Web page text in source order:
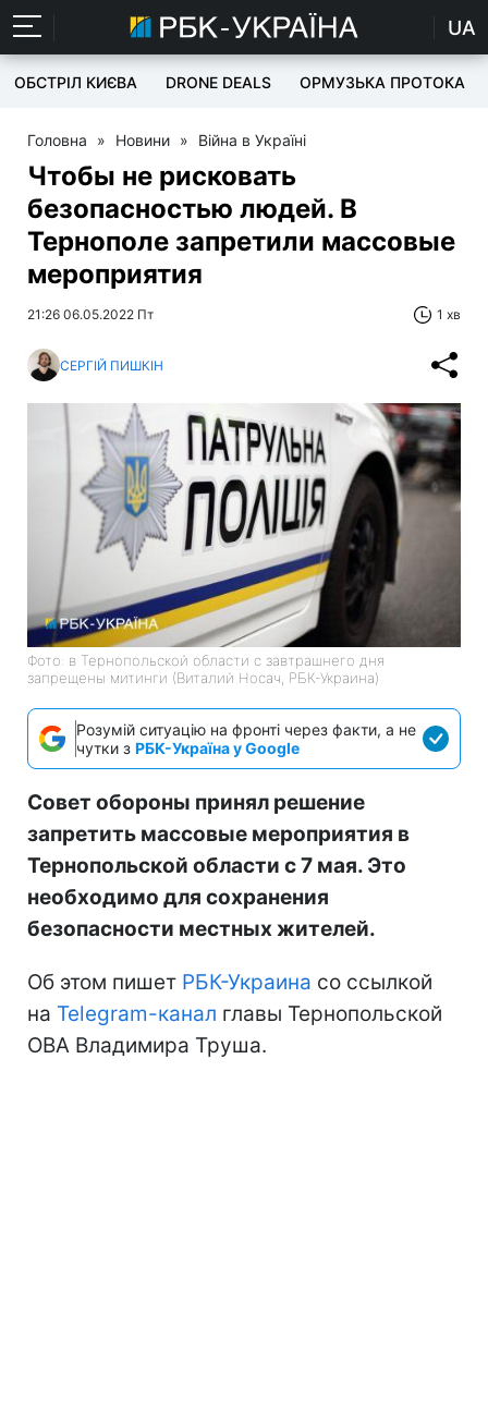
UA
ОБСТРІЛ КИЄВА DRONE DEALS ОРМУЗЬКА ПРОТОКА
Головна » Новини » Війна в Україні
Чтобы не рисковать
безопасностью людей. В
Тернополе запретили массовые
мероприятия
21:26 06.05.2022 Пт 1 хв
СЕРГІЙ ПИШКІН
Фото: в Тернопольской области с завтрашнего дня
запрещены митинги (Виталий Носач, РБК-Украина)
Розумій ситуацію на фронті через факти, а не
чутки з РБК-Україна у Google
Совет обороны принял решение
запретить массовые мероприятия в
Тернопольской области с 7 мая. Это
необходимо для сохранения
безопасности местных жителей.
Об этом пишет РБК-Украина со ссылкой
на Telegram-канал главы Тернопольской
ОВА Владимира Труша.